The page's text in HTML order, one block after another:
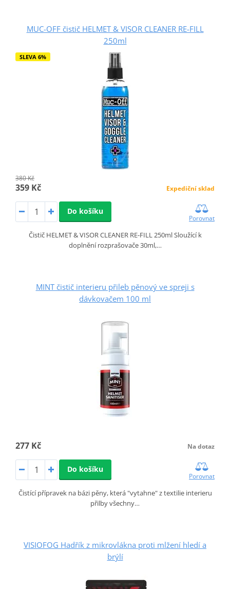
MUC-OFF čistič HELMET & VISOR CLEANER RE-FILL
250ml
SLEVA 6%
380 Kč
359 Kč Expediční sklad
Do košíku
Porovnat
Čistič HELMET & VISOR CLEANER RE-FILL 250ml Sloužící k
doplnění rozprašovače 30ml,…
MINT čistič interieru přileb pěnový ve spreji s
dávkovačem 100 ml
277 Kč Na dotaz
Do košíku
Porovnat
Čistící přípravek na bázi pěny, která "vytahne" z textilie interieru
přilby všechny…
VISIOFOG Hadřík z mikrovlákna proti mlžení hledí a
brýlí